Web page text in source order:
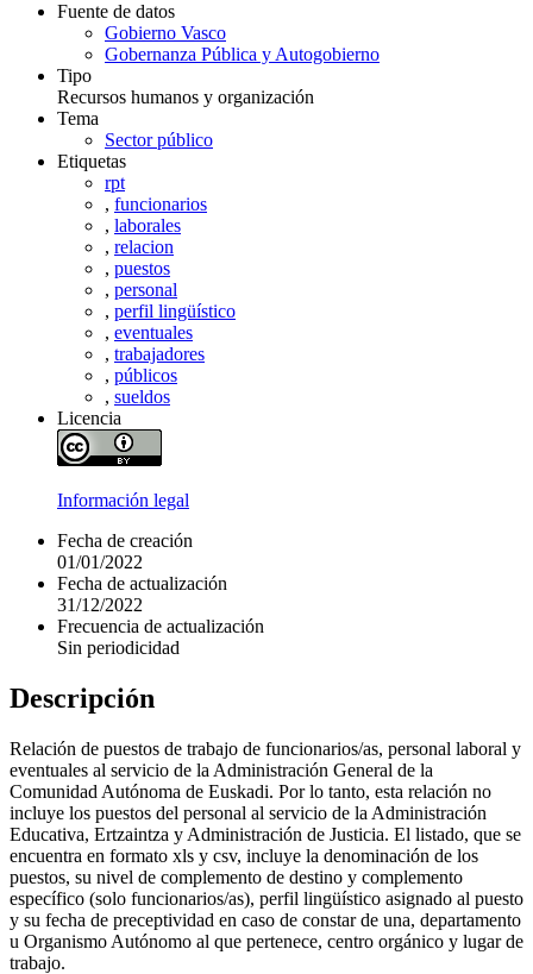
Fuente de datos
Gobierno Vasco
Gobernanza Pública y Autogobierno
Tipo
Recursos humanos y organización
Tema
Sector público
Etiquetas
rpt
, funcionarios
, laborales
, relacion
, puestos
, personal
, perfil lingüístico
, eventuales
, trabajadores
, públicos
, sueldos
Licencia
Información legal
Fecha de creación
01/01/2022
Fecha de actualización
31/12/2022
Frecuencia de actualización
Sin periodicidad
Descripción
Relación de puestos de trabajo de funcionarios/as, personal laboral y
eventuales al servicio de la Administración General de la
Comunidad Autónoma de Euskadi. Por lo tanto, esta relación no
incluye los puestos del personal al servicio de la Administración
Educativa, Ertzaintza y Administración de Justicia. El listado, que se
encuentra en formato xls y csv, incluye la denominación de los
puestos, su nivel de complemento de destino y complemento
específico (solo funcionarios/as), perfil lingüístico asignado al puesto
y su fecha de preceptividad en caso de constar de una, departamento
u Organismo Autónomo al que pertenece, centro orgánico y lugar de
trabajo.